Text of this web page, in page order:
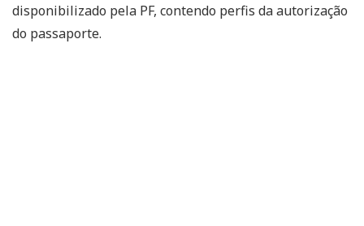
disponibilizado pela PF, contendo perfis da autorização
do passaporte.